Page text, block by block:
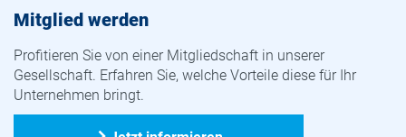
Mitglied werden
Profitieren Sie von einer Mitgliedschaft in unserer
Gesellschaft. Erfahren Sie, welche Vorteile diese für Ihr
Unternehmen bringt.